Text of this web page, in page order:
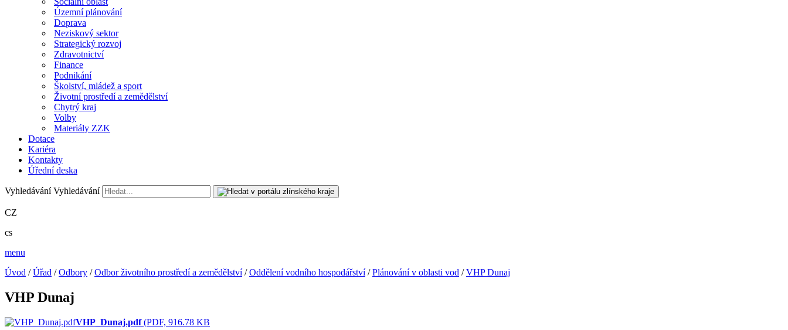
Územní plánování
Doprava
Neziskový sektor
Strategický rozvoj
Zdravotnictví
Finance
Podnikání
Školství, mládež a sport
Životní prostředí a zemědělství
Chytrý kraj
Volby
Materiály ZZK
Dotace
Kariéra
Kontakty
Úřední deska
Vyhledávání Vyhledávání
CZ
cs
menu
Úvod /Úřad /Odbory /Odbor životního prostředí a zemědělství/Oddělení vodního hospodářství/Plánování v oblasti vod /VHP Dunaj
VHP Dunaj
VHP_Dunaj.pdf(PDF, 916.78 KB